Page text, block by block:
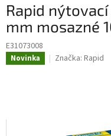
Rapid
mm mosazné
E31073008
Novinka Značka: Rapid